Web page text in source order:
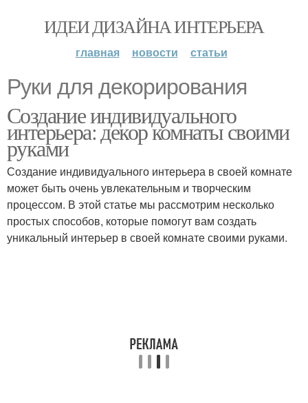
ИДЕИ ДИЗАЙНА ИНТЕРЬЕРА
главная новости статьи
Руки для декорирования
Создание индивидуального
интерьера: декор комнаты своими
руками
Создание индивидуального интерьера в своей комнате
может быть очень увлекательным и творческим
процессом. В этой статье мы рассмотрим несколько
простых способов, которые помогут вам создать
уникальный интерьер в своей комнате своими руками.